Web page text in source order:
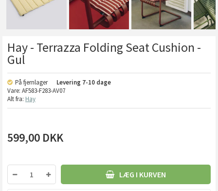
Hay - Terrazza Folding Seat Cushion -
Gul
På fjernlager Levering 7-10 dage
Vare: AF583-F283-AV07
Alt fra: Hay
599,00 DKK
LÆG I KURVEN